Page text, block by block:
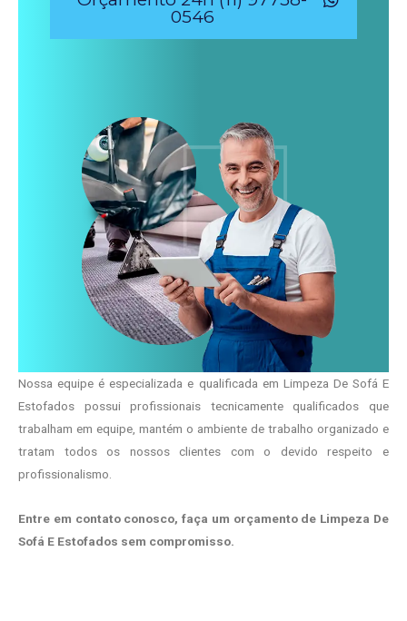
0546
Nossa equipe é especializada e qualificada em Limpeza De Sofá E
Estofados possui profissionais tecnicamente qualificados que
trabalham em equipe, mantém o ambiente de trabalho organizado e
tratam todos os nossos clientes com o devido respeito e
profissionalismo.
Entre em contato conosco, faça um orçamento de Limpeza De
Sofá E Estofados sem compromisso.